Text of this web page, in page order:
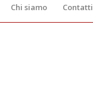
Chi siamo Contatti